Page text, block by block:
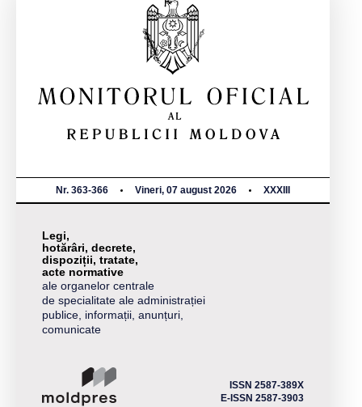
Nr. 363-366 Vineri, 07 august 2026 XXXIII
Legi,
hotărâri, decrete,
dispoziții, tratate,
acte normative
ale organelor centrale
de specialitate ale administrației
publice, informații, anunțuri,
comunicate
ISSN 2587-389X
E-ISSN 2587-3903